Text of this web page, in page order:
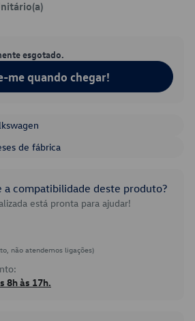
esgotado.
me quando chegar!
de fábrica
a compatibilidade deste produto?
está pronta para ajudar!
não atendemos ligações)
8h às 17h.